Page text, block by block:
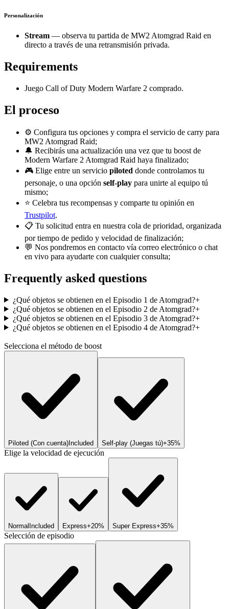
Personalización
Stream — observa tu partida de MW2 Atomgrad Raid en
directo a través de una retransmisión privada.
Requirements
Juego Call of Duty Modern Warfare 2 comprado.
El proceso
⚙️ Configura tus opciones y compra el servicio de carry para
MW2 Atomgrad Raid;
🔔 Recibirás una actualización una vez que tu boost de
Modern Warfare 2 Atomgrad Raid haya finalizado;
🎮 Elige entre un servicio piloted donde controlamos tu
personaje, o una opción self-play para unirte al equipo tú
mismo;
⭐ Celebra tus recompensas y comparte tu opinión en
Trustpilot.
📋 Tu solicitud entra en nuestra cola de prioridad, organizada
por tiempo de pedido y velocidad de finalización;
💬 Nos pondremos en contacto vía correo electrónico o chat
en vivo para ayudarte con cualquier consulta;
Frequently asked questions
¿Qué objetos se obtienen en el Episodio 1 de Atomgrad?+
¿Qué objetos se obtienen en el Episodio 2 de Atomgrad?+
¿Qué objetos se obtienen en el Episodio 3 de Atomgrad?+
¿Qué objetos se obtienen en el Episodio 4 de Atomgrad?+
Selecciona el método de boost
Piloted (Con cuenta)Included Self-play (Juegas tú)+35%
Elige la velocidad de ejecución
NormalIncluded Express+20% Super Express+35%
Selección de episodio